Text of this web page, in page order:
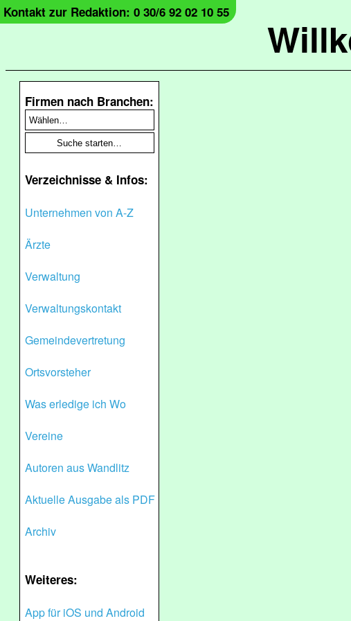
Kontakt zur Redaktion: 0 30/6 92 02 10 55
Firmen nach Branchen:
Verzeichnisse & Infos:
Unternehmen von A-Z
Ärzte
Verwaltung
Verwaltungskontakt
Gemeindevertretung
Ortsvorsteher
Was erledige ich Wo
Vereine
Autoren aus Wandlitz
Aktuelle Ausgabe als PDF
Archiv
Weiteres:
App für iOS und Android